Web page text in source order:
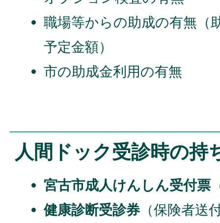
職場等からの助成の有無（
予定金額）
市の助成金利用の有無
人間ドック受診時の持
宮古市成人けんしん受付票
健康診断受診券（保険者送